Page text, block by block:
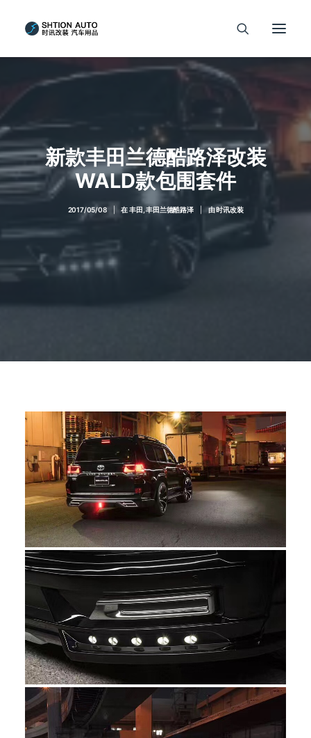
新款丰田兰德酷路泽改装
WALD款包围套件
2017/05/08 在丰田 ,丰田兰德酷路泽 由时讯改装